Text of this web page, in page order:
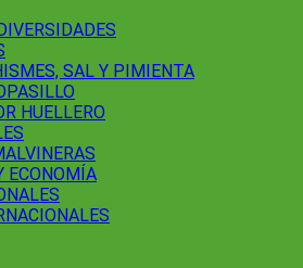
SAL Y PIMIENTA
HUELLERO
ECONOMÍA